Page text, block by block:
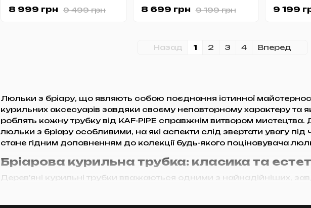
Люльки з бріару, що являють собою поєднання істинної
курильних аксесуарів завдяки своєму неповторному характеру та
роблять кожну трубку від KAF-PIPE справжнім витвором
люльки з бріару особливими, на які аспекти слід звертати увагу
стане гідним доповненням до колекції будь-якого поціновувача
Бріарова курильна трубка: класика та
Дерев'яні курильні трубки вважаються одними з найнадійніших,
9 499 грн
8 999 грн 9 199 грн
8 699 грн 9 199
Назад 1 2 3 4 Вперед